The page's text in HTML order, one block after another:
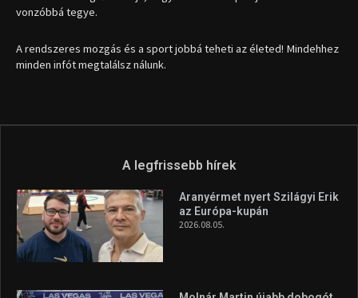
1035 Budapest, Miklós u. 7.
+36 30 471 1373
Túl a 18. X-en és rendezvények százain a Sportime Magazinnak
továbbra is a legfőbb célja, hogy a mindenki sportját minél
vonzóbbá tegye.
A rendszeres mozgás és a sport jobbá teheti az életed! Mindehhez